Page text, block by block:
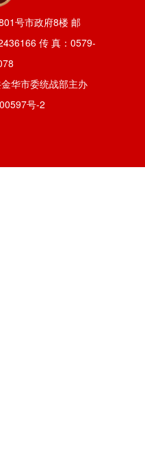
号市政府8楼 邮
传 真：0579-
华市委统战部主办
号-2